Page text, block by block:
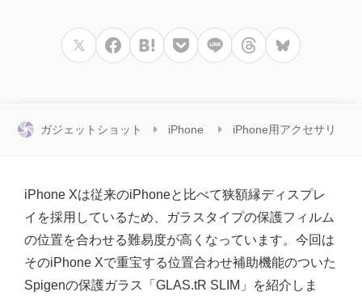
ガジェットショット iPhone iPhone用アクセサリ
iPhone Xは従来のiPhoneと比べて狭額縁ディスプレ
イを採用しているため、ガラスタイプの保護フィルム
の位置を合わせる難易度が高くなっています。今回は
そのiPhone Xで重宝する位置合わせ補助機能のついた
Spigenの保護ガラス「GLAS.tR SLIM」を紹介しま